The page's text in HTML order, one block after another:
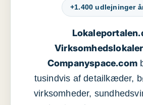
+1.400 udlejninger
Companyspace.com
tusindvis af detailkæder,
virksomheder,